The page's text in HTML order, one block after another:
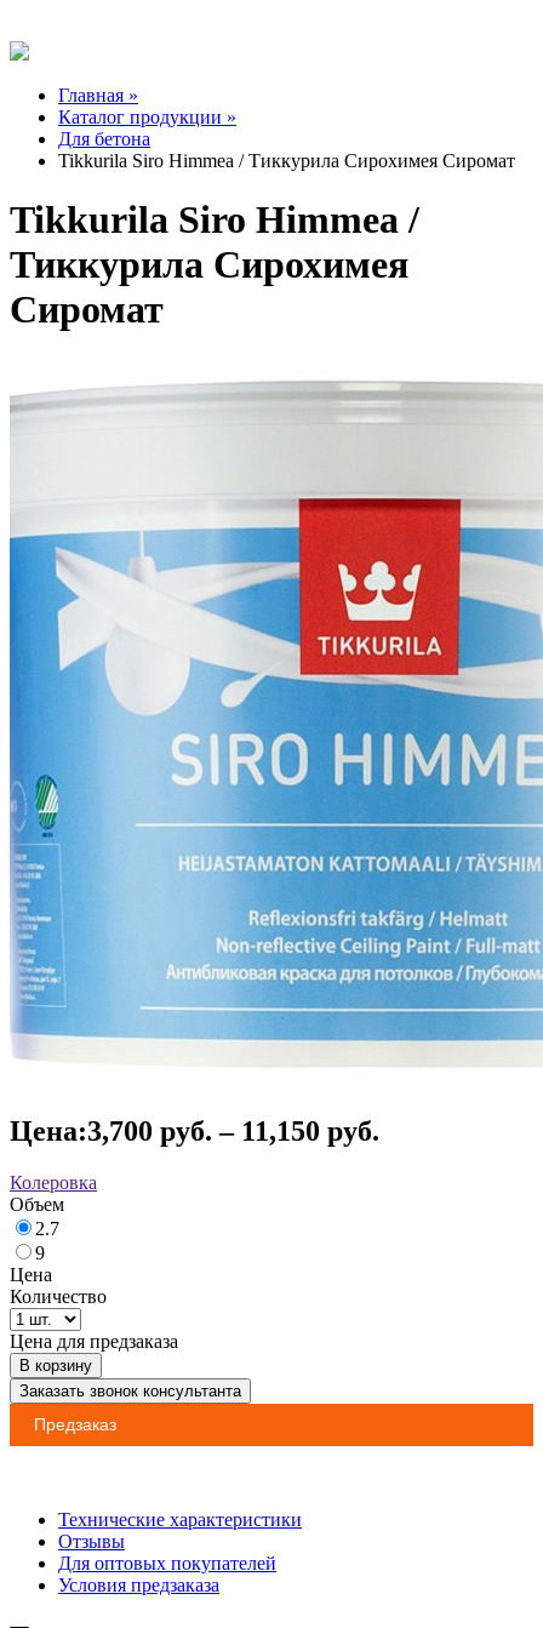
Главная »
Каталог продукции »
Для бетона
Tikkurila Siro Himmea / Тиккурила Сирохимея Сиромат
Tikkurila Siro Himmea /
Тиккурила Сирохимея
Сиромат
Цена:3,700 руб. – 11,150 руб.
Колеровка
Объем
2.7
9
Цена
Количество
Цена для предзаказа
В корзину
Заказать звонок консультанта
Предзаказ
Технические характеристики
Отзывы
Для оптовых покупателей
Условия предзаказа